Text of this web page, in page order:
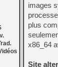
images
plus
x86_64
Site